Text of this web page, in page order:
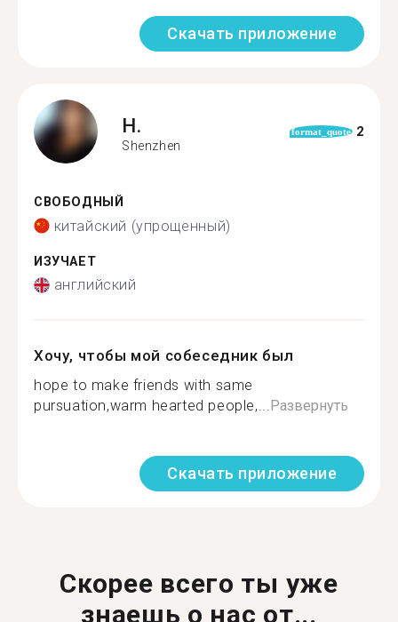
Скачать приложение
H.
Shenzhen
format_quote 2
СВОБОДНЫЙ
китайский (упрощенный)
ИЗУЧАЕТ
английский
Хочу, чтобы мой собеседник был
hope to make friends with same
pursuation,warm hearted people,...Развернуть
Скачать приложение
Скорее всего ты уже
знаешь о нас от...